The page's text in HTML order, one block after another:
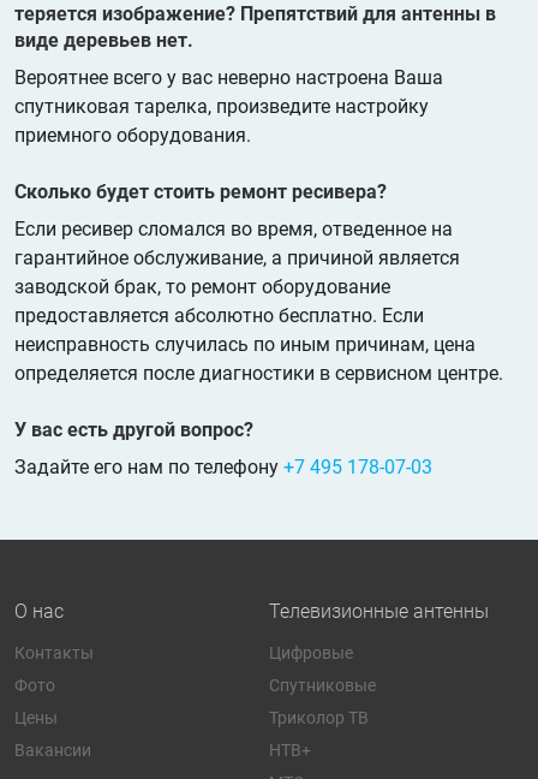
теряется изображение? Препятствий для антенны в
виде деревьев нет.
Вероятнее всего у вас неверно настроена Ваша
спутниковая тарелка, произведите настройку
приемного оборудования.
Сколько будет стоить ремонт ресивера?
Если ресивер сломался во время, отведенное на
гарантийное обслуживание, а причиной является
заводской брак, то ремонт оборудование
предоставляется абсолютно бесплатно. Если
неисправность случилась по иным причинам, цена
определяется после диагностики в сервисном центре.
У вас есть другой вопрос?
Задайте его нам по телефону +7 495 178-07-03
О нас
Контакты
Фото
Цены
Вакансии
Телевизионные антенны
Цифровые
Спутниковые
Триколор ТВ
НТВ+